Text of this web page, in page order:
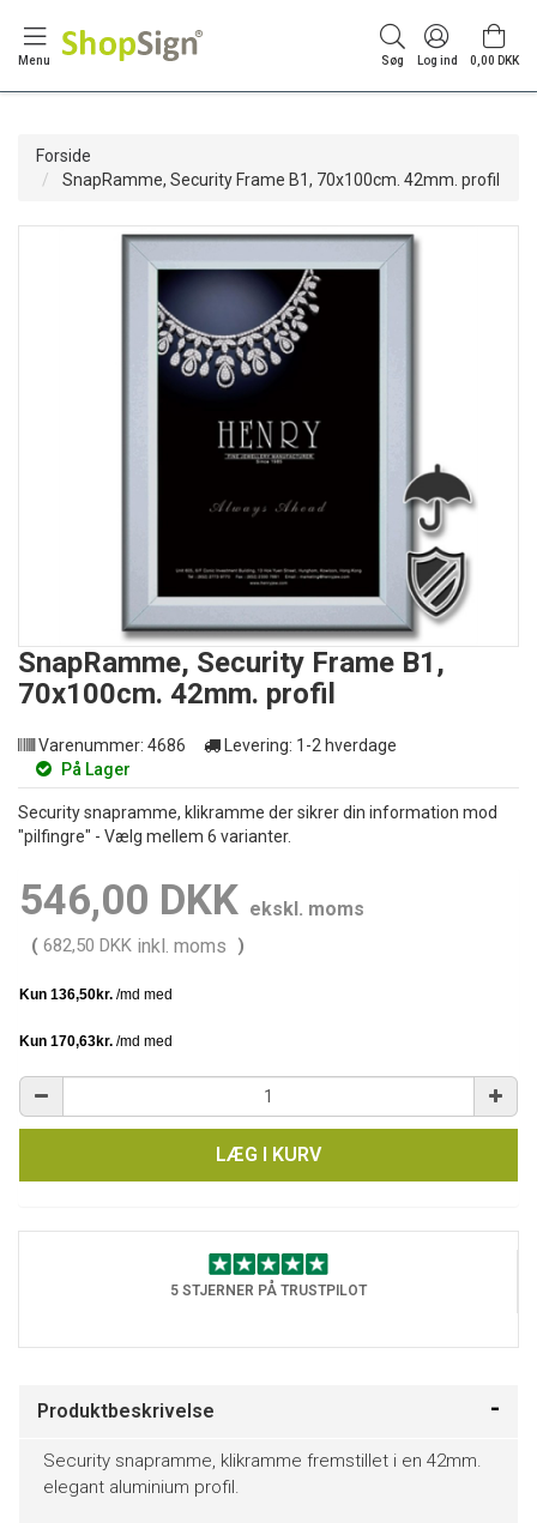
Menu Søg Log ind 0,00 DKK
Forside
SnapRamme, Security Frame B1, 70x100cm. 42mm. profil
SnapRamme, Security Frame B1,
70x100cm. 42mm. profil
Varenummer: 4686 Levering: 1-2 hverdage
På Lager
Security snapramme, klikramme der sikrer din information mod
"pilfingre" - Vælg mellem 6 varianter.
546,00 DKK ekskl. moms
( 682,50 DKK inkl. moms )
LÆG I KURV
5 STJERNER PÅ TRUSTPILOT
Produktbeskrivelse
Security snapramme, klikramme fremstillet i en 42mm.
elegant aluminium profil.